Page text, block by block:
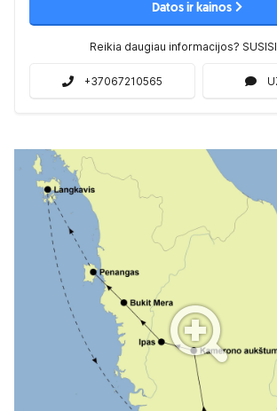
Datos ir kainos
Reikia daugiau informacijos?
+37067210565